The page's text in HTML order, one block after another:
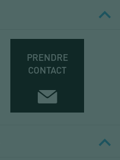
PRENDRE
CONTACT